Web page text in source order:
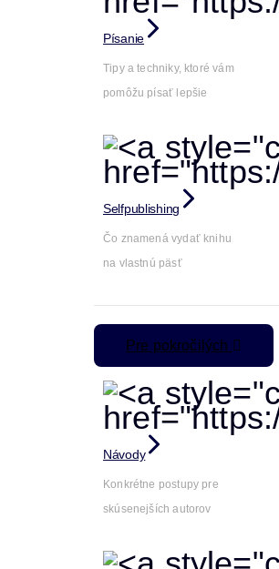
Písanie
Tipy a techniky, ktoré vám
pomôžu písať lepšie
Selfpublishing
Čo znamená vydať knihu
na vlastnú päsť
Pre pokročilých
Návody
Konkrétne postupy pre
skúsenejších autorov